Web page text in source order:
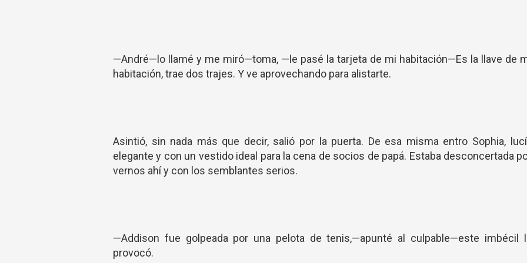
—André—lo llamé y me miró—toma, —le pasé la tarjeta de mi habitación—Es la llave de
habitación, trae dos trajes. Y ve aprovechando para alistarte.
Asintió, sin nada más que decir, salió por la puerta. De esa misma entro Sophia,
elegante y con un vestido ideal para la cena de socios de papá. Estaba desconcertada
vernos ahí y con los semblantes serios.
—Addison fue golpeada por una pelota de tenis,—apunté al culpable—este imbécil
provocó.